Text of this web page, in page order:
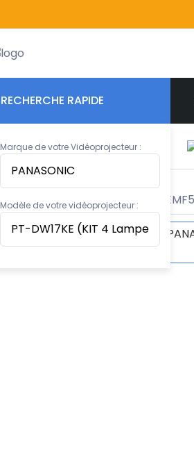
RECHERCHE RAPIDE
Marque de votre Vidéoprojecteur :
Modèle de votre vidéoprojecteur :